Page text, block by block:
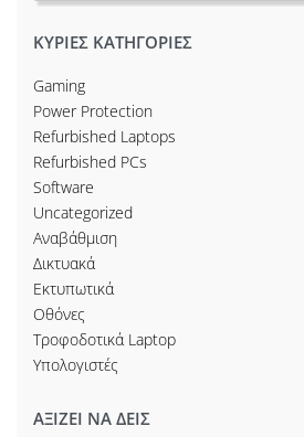
ΚΥΡΙΕΣ ΚΑΤΗΓΟΡΙΕΣ
Gaming
Power Protection
Refurbished Laptops
Refurbished PCs
Software
Uncategorized
Αναβάθμιση
Δικτυακά
Εκτυπωτικά
Οθόνες
Τροφοδοτικά Laptop
Υπολογιστές
ΑΞΙΖΕΙ ΝΑ ΔΕΙΣ